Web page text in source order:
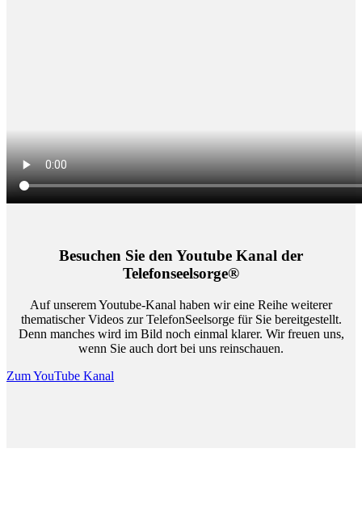
Besuchen Sie den Youtube Kanal der
Telefonseelsorge®
Auf unserem Youtube-Kanal haben wir eine Reihe weiterer
thematischer Videos zur TelefonSeelsorge für Sie bereitgestellt.
Denn manches wird im Bild noch einmal klarer. Wir freuen uns,
wenn Sie auch dort bei uns reinschauen.
Zum YouTube Kanal